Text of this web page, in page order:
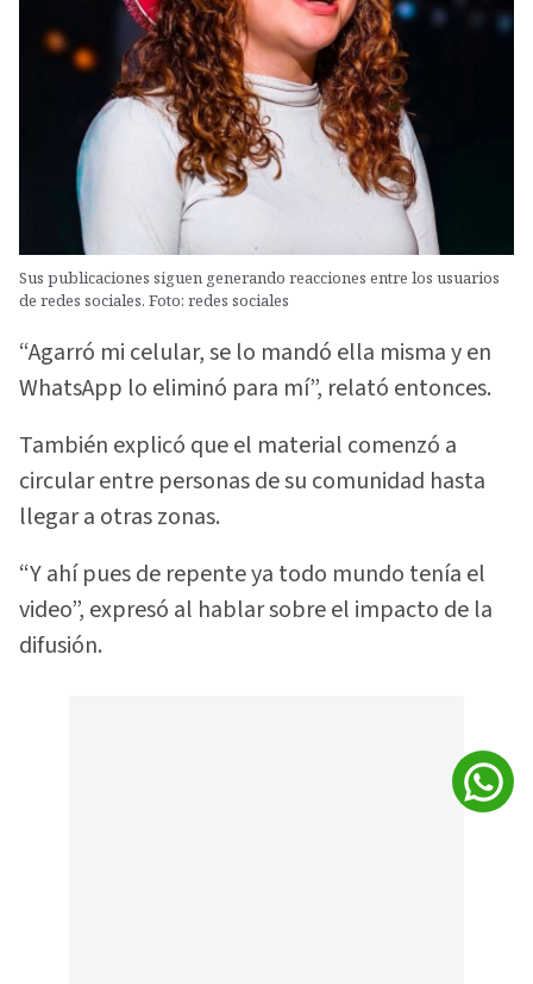
Sus publicaciones siguen generando reacciones entre los usuarios
de redes sociales. Foto: redes sociales
“Agarró mi celular, se lo mandó ella misma y en
WhatsApp lo eliminó para mí”, relató entonces.
También explicó que el material comenzó a
circular entre personas de su comunidad hasta
llegar a otras zonas.
“Y ahí pues de repente ya todo mundo tenía el
video”, expresó al hablar sobre el impacto de la
difusión.